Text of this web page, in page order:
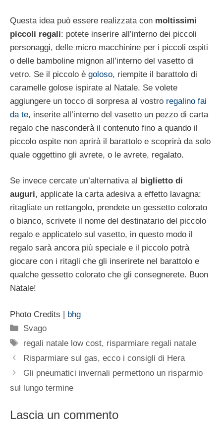
Questa idea può essere realizzata con moltissimi
piccoli regali: potete inserire all’interno dei piccoli
personaggi, delle micro macchinine per i piccoli ospiti
o delle bamboline mignon all’interno del vasetto di
vetro. Se il piccolo è goloso, riempite il barattolo di
caramelle golose ispirate al Natale. Se volete
aggiungere un tocco di sorpresa al vostro regalino fai
da te, inserite all’interno del vasetto un pezzo di carta
regalo che nasconderà il contenuto fino a quando il
piccolo ospite non aprirà il barattolo e scoprirà da solo
quale oggettino gli avrete, o le avrete, regalato.
Se invece cercate un’alternativa al biglietto di
auguri, applicate la carta adesiva a effetto lavagna:
ritagliate un rettangolo, prendete un gessetto colorato
o bianco, scrivete il nome del destinatario del piccolo
regalo e applicatelo sul vasetto, in questo modo il
regalo sarà ancora più speciale e il piccolo potrà
giocare con i ritagli che gli inserirete nel barattolo e
qualche gessetto colorato che gli consegnerete. Buon
Natale!
Photo Credits | bhg
Categorie
Svago
Tag
regali natale low cost, risparmiare regali natale
Risparmiare sul gas, ecco i consigli di Hera
Gli pneumatici invernali permettono un risparmio
sul lungo termine
Lascia un commento